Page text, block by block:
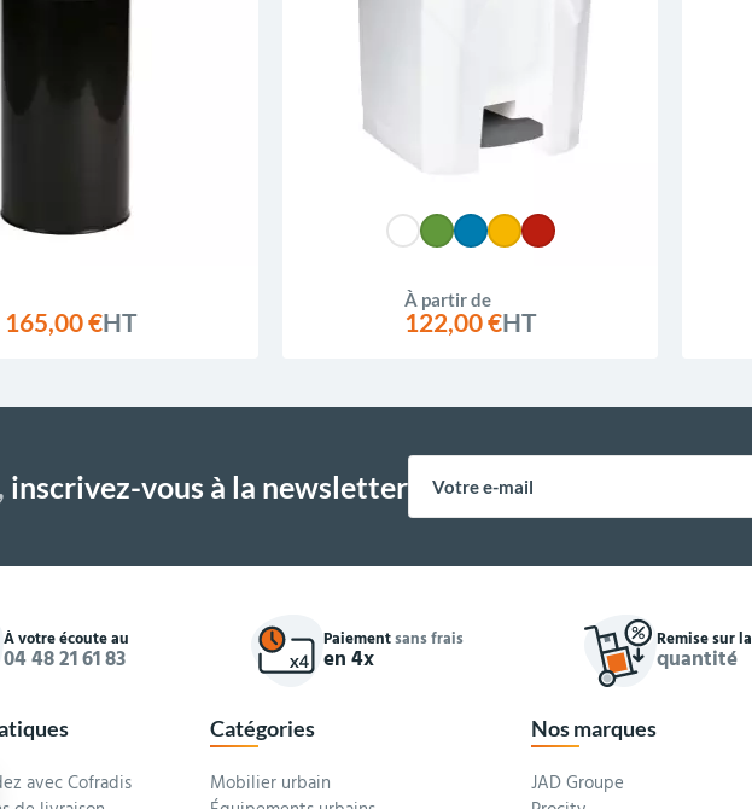
165,00 €HT
À partir de
122,00 €HT
inscrivez-vous à la newsletter
À votre écoute au
04 48 21 61 83
Paiementsans frais
en 4x
Remise sur la
quantité
avec Cofradis
Catégories
Mobilier urbain
Nos marques
JAD Groupe